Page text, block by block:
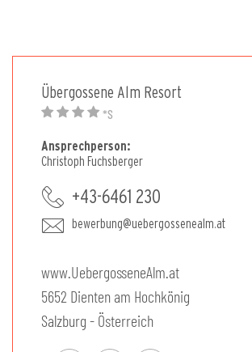
Übergossene Alm Resort
*S
Ansprechperson:
Christoph Fuchsberger
+43-6461 230
bewerbung@uebergossenealm.at
www.UebergosseneAlm.at
5652 Dienten am Hochkönig
Salzburg - Österreich